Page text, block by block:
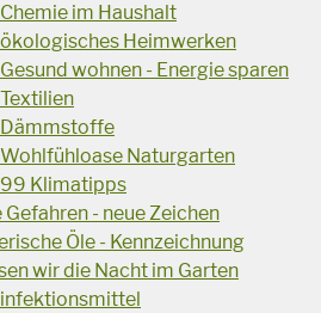
im Haushalt
Heimwerken
wohnen - Energie sparen
Naturgarten
Klimatipps
- neue Zeichen
Öle - Kennzeichnung
wir die Nacht im Garten